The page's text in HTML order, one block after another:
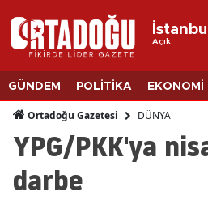
İstanbul
AçıkAdana
Ağrı
GÜNDEM POLİTİKA EKONOMİ
Ortadoğu Gazetesi DÜNYA
YPG/PKK'ya
darbe